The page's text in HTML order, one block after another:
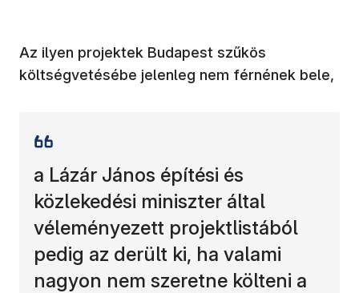
Az ilyen projektek Budapest szűkös
költségvetésébe jelenleg nem férnének bele,
a Lázár János építési és
közlekedési miniszter által
véleményezett projektlistából
pedig az derült ki, ha valami
nagyon nem szeretne költeni a